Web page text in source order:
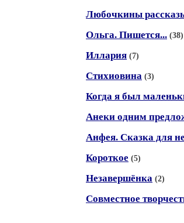
Любочкины
Ольга. Пишется... (38)
Иллария (7)
Стихиовина (3)
Когда я был
Анеки одним
Анфея. Сказка для
Короткое (5)
Незавершёнка (2)
Совместное